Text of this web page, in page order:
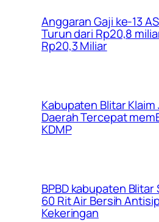
Anggaran Gaji ke-13
Turun dari Rp20,8
Rp20,3 Miliar
Kabupaten Blitar Klaim
Daerah Tercepat
KDMP
BPBD kabupaten Blitar
60 Rit Air Bersih
Kekeringan